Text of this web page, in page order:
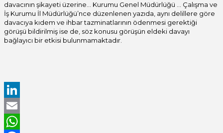
davacının şikayeti üzerine… Kurumu Genel Müdürlüğü … Çalışma ve
İş Kurumu İl Müdürlüğü’nce düzenlenen yazıda, aynı delillere göre
davacıya kıdem ve ihbar tazminatlarının ödenmesi gerektiği
görüşü bildirilmiş ise de, söz konusu görüşün eldeki davayı
bağlayıcı bir etkisi bulunmamaktadır.
LinkedIn
Email